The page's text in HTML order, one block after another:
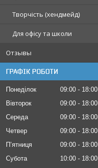
Творчість (хендмейд)
Для офісу та школи
Отзывы
ГРАФІК РОБОТИ
Понеділок 09:00
18:00
Вівторок
09:00
18:00
Середа
09:00
18:00
Четвер
09:00
18:00
Пʼятниця
09:00
18:00
Субота
10:00
18:00